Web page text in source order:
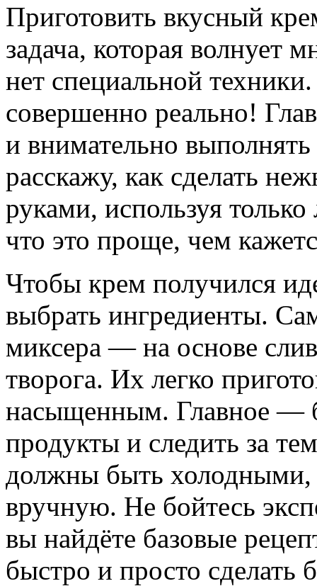
Приготовить вкусный
задача, которая волнует
нет специальной
совершенно реально!
и внимательно
расскажу, как сделать
руками, используя
что это проще, чем
Чтобы крем получился
выбрать ингредиенты.
миксера — на основе
творога. Их легко
насыщенным. Главное —
продукты и следить за
должны быть холодными,
вручную. Не бойтесь
вы найдёте базовые
быстро и просто сделать